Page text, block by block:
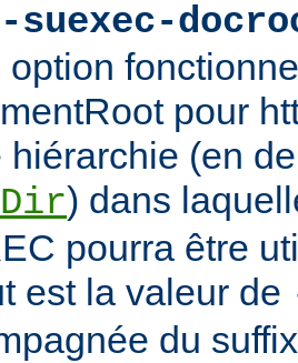
option
pour
hiérarchie (en
) dans
pourra être
est la valeur de
du